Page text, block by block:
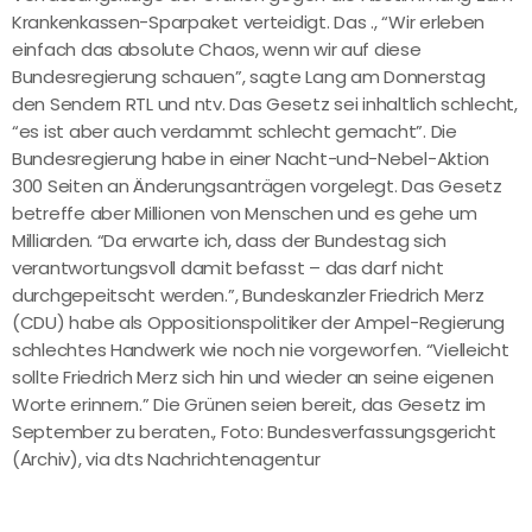
Krankenkassen-Sparpaket verteidigt. Das ., “Wir erleben
einfach das absolute Chaos, wenn wir auf diese
Bundesregierung schauen”, sagte Lang am Donnerstag
den Sendern RTL und ntv. Das Gesetz sei inhaltlich schlecht,
“es ist aber auch verdammt schlecht gemacht”. Die
Bundesregierung habe in einer Nacht-und-Nebel-Aktion
300 Seiten an Änderungsanträgen vorgelegt. Das Gesetz
betreffe aber Millionen von Menschen und es gehe um
Milliarden. “Da erwarte ich, dass der Bundestag sich
verantwortungsvoll damit befasst – das darf nicht
durchgepeitscht werden.”, Bundeskanzler Friedrich Merz
(CDU) habe als Oppositionspolitiker der Ampel-Regierung
schlechtes Handwerk wie noch nie vorgeworfen. “Vielleicht
sollte Friedrich Merz sich hin und wieder an seine eigenen
Worte erinnern.” Die Grünen seien bereit, das Gesetz im
September zu beraten., Foto: Bundesverfassungsgericht
(Archiv), via dts Nachrichtenagentur